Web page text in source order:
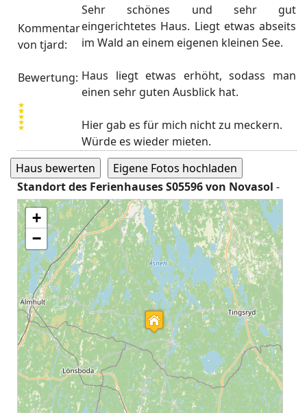
Kommentar
von tjard:
Bewertung:
Sehr schönes und sehr gut
eingerichtetes Haus. Liegt etwas abseits
im Wald an einem eigenen kleinen See.
Haus liegt etwas erhöht, sodass man
einen sehr guten Ausblick hat.
Hier gab es für mich nicht zu meckern.
Würde es wieder mieten.
Standort des Ferienhauses S05596 von Novasol -
Geodaten 56° 29' 24'' N,14° 36' 37'' E
+
−